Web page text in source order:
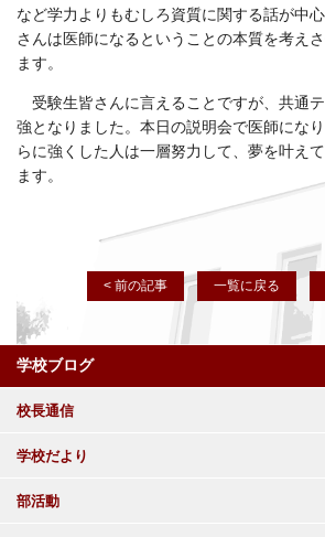
など学力よりもむしろ資質に関する話が中
さんは医師になるということの本質を考え
ます。
受験生皆さんに言えることですが、共通
強となりました。本日の説明会で医師にな
らに強くした人は一層努力して、夢を叶え
ます。
< 前の記事 一覧に戻る
学校ブログ
校長通信
学校だより
部活動